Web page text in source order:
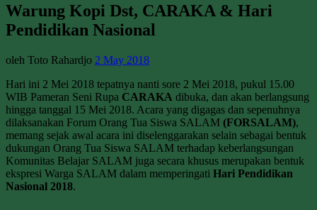
Warung Kopi Dst, CARAKA & Hari
Pendidikan Nasional
oleh Toto Rahardjo 2 May 2018
Hari ini 2 Mei 2018 tepatnya nanti sore 2 Mei 2018, pukul 15.00
WIB Pameran Seni Rupa CARAKA dibuka, dan akan berlangsung
hingga tanggal 15 Mei 2018. Acara yang digagas dan sepenuhnya
dilaksanakan Forum Orang Tua Siswa SALAM (FORSALAM),
memang sejak awal acara ini diselenggarakan selain sebagai bentuk
dukungan Orang Tua Siswa SALAM terhadap keberlangsungan
Komunitas Belajar SALAM juga secara khusus merupakan bentuk
ekspresi Warga SALAM dalam memperingati Hari Pendidikan
Nasional 2018.